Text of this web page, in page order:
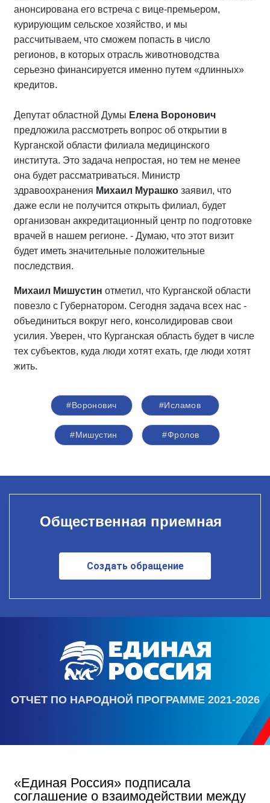
анонсирована его встреча с вице-премьером,
курирующим сельское хозяйство, и мы
рассчитываем, что сможем попасть в число
регионов, в которых отрасль животноводства
серьезно финансируется именно путем «длинных»
кредитов.
Депутат областной Думы Елена Воронович
предложила рассмотреть вопрос об открытии в
Курганской области филиала медицинского
института. Это задача непростая, но тем не менее
она будет рассматриваться. Министр
здравоохранения Михаил Мурашко заявил, что
даже если не получится открыть филиал, будет
организован аккредитационный центр по подготовке
врачей в нашем регионе. - Думаю, что этот визит
будет иметь значительные положительные
последствия.
Михаил Мишустин отметил, что Курганской области
повезло с Губернатором. Сегодня задача всех нас -
объединиться вокруг него, консолидировав свои
усилия. Уверен, что Курганская область будет в числе
тех субъектов, куда люди хотят ехать, где люди хотят
жить.
#Воронович #Исламов
#Мишустин #Фролов
Общественная приемная
Создать обращение
ОТЧЕТ ПО НАРОДНОЙ ПРОГРАММЕ 2021-2026
«Единая Россия» подписала
соглашение о взаимодействии между